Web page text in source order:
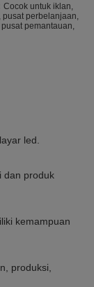
Cocok untuk iklan,
pusat perbelanjaan,
pemantauan,
led.
dan produk
kemampuan
produksi,